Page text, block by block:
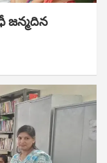
జ‌న్మ‌దిన